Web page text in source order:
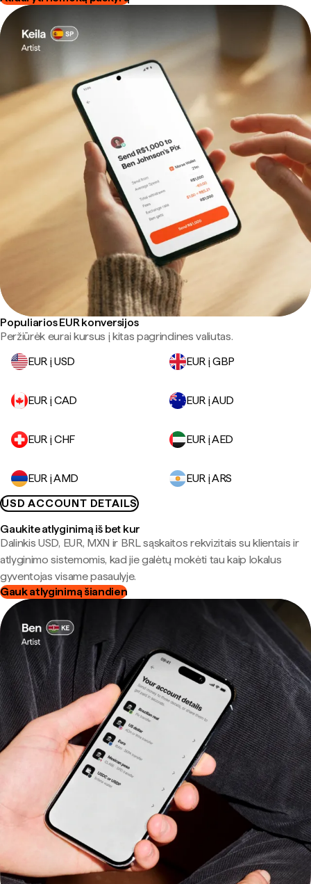
Populiarios EUR konversijos
Peržiūrėk eurai kursus į kitas pagrindines valiutas.
EUR į USD
EUR į GBP
EUR į CAD EUR į AUD
EUR į CHF EUR į AED
EUR į AMD
EUR į ARS
USD ACCOUNT DETAILS
Gaukite atlyginimą iš bet kur
Dalinkis USD, EUR, MXN ir BRL sąskaitos rekvizitais su klientais ir
atlyginimo sistemomis, kad jie galėtų mokėti tau kaip lokalus
gyventojas visame pasaulyje.
Gauk atlyginimą šiandien